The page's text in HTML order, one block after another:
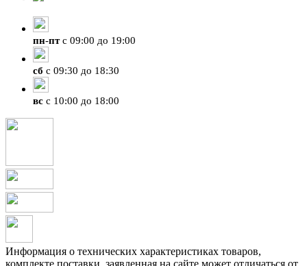
пн-птс 09:00 до 19:00
сб с 09:30 до 18:30
вс с 10:00 до 18:00
Информация о технических характеристиках товаров,